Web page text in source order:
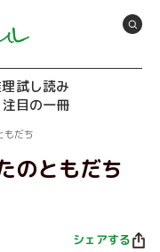
試し読み
注目の一冊
もだち
のともだち
シェアする